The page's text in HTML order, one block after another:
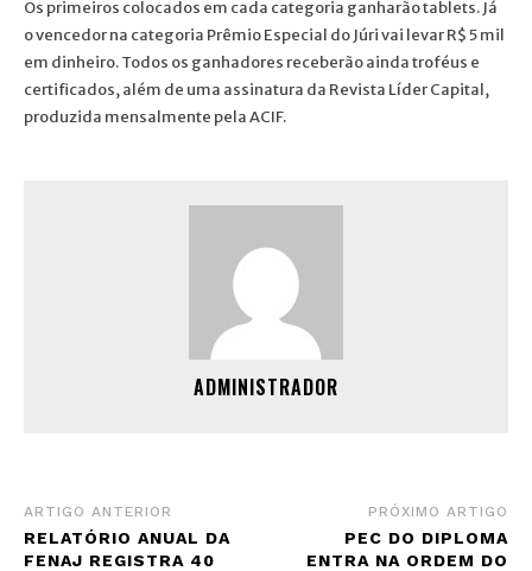
Os primeiros colocados em cada categoria ganharão tablets. Já
o vencedor na categoria Prêmio Especial do Júri vai levar R$ 5 mil
em dinheiro. Todos os ganhadores receberão ainda troféus e
certificados, além de uma assinatura da Revista Líder Capital,
produzida mensalmente pela ACIF.
ADMINISTRADOR
ARTIGO ANTERIOR
RELATÓRIO ANUAL DA
FENAJ REGISTRA 40
PRÓXIMO ARTIGO
PEC DO DIPLOMA
ENTRA NA ORDEM DO